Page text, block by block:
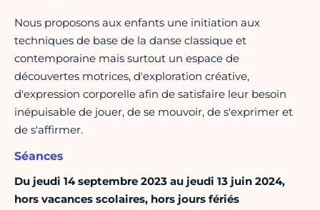
Nous proposons aux enfants une initiation aux
techniques de base de la danse classique et
contemporaine mais surtout un espace de
découvertes motrices, d'exploration créative,
d'expression corporelle afin de satisfaire leur besoin
inépuisable de jouer, de se mouvoir, de s'exprimer et
de s'affirmer.
Séances
Du jeudi 14 septembre 2023 au jeudi 13 juin 2024,
hors vacances scolaires, hors jours fériés